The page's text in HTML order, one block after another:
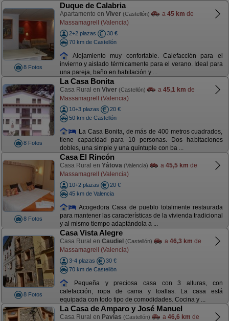
8 Fotos
Duque de Calabria
Apartamento en Viver (Castellón) a 45 km de
Massamagrell (Valencia)
2+2 plazas
30 €
70 km de Castellón
Alojamiento muy confortable. Calefacción para el
invierno y aislado térmicamente para el verano. Ideal para
una pareja, baño en habitación y ...
8 Fotos
La Casa Bonita
Casa Rural en Viver (Castellón) a 45,1 km de
Massamagrell (Valencia)
10+3 plazas
20 €
50 km de Castellón
La Casa Bonita, de más de 400 metros cuadrados,
tiene capacidad para 10 personas. Dos habitaciones
dobles, una simple y una quíntuple con ba ...
8 Fotos
Casa El Rincón
Casa Rural en Yátova (Valencia) a 45,5 km de
Massamagrell (Valencia)
10+2 plazas
20 €
45 km de Valencia
Acogedora Casa de pueblo totalmente restaurada
para mantener las características de la vivienda tradicional
y al mismo tiempo adaptándola a ...
8 Fotos
Casa Vista Alegre
Casa Rural en Caudiel (Castellón) a 46,3 km de
Massamagrell (Valencia)
3-4 plazas
30 €
70 km de Castellón
Pequeña y preciosa casa con 3 alturas, con
calefacción, ropa de cama y toallas. La casa está
equipada con todo tipo de comodidades. Cocina y ...
La Casa de Amparo y José Manuel
Casa Rural en Pavías (Castellón) a 46,6 km de